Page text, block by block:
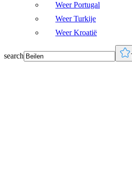
Weer Portugal
Weer Turkije
Weer Kroatië
search